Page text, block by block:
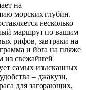
на
морских глубин.
несколько
маршрут по вашим
рифов, завтраки на
и йога на пляже
из свежайшей
самых изысканных
– джакузи,
для загорающих,